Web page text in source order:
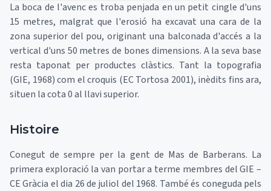
La boca de l'avenc es troba penjada en un petit cingle d'uns
15 metres, malgrat que l'erosió ha excavat una cara de la
zona superior del pou, originant una balconada d'accés a la
vertical d'uns 50 metres de bones dimensions. A la seva base
resta taponat per productes clàstics. Tant la topografia
(GIE, 1968) com el croquis (EC Tortosa 2001), inèdits fins ara,
situen la cota 0 al llavi superior.
Histoire
Conegut de sempre per la gent de Mas de Barberans. La
primera exploració la van portar a terme membres del GIE –
CE Gràcia el dia 26 de juliol del 1968. També és coneguda pels